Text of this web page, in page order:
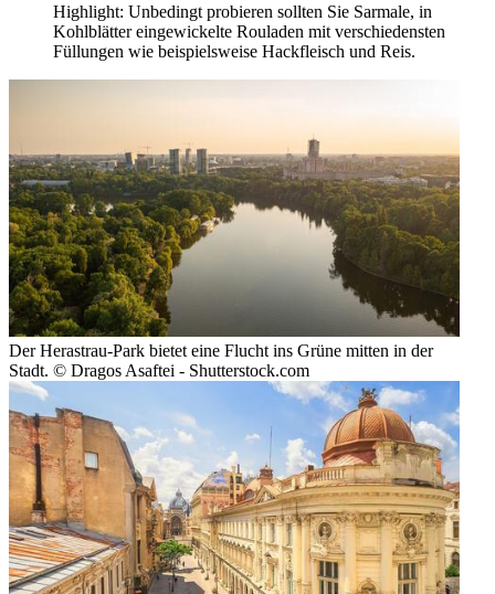
Highlight: Unbedingt probieren sollten Sie Sarmale, in
Kohlblätter eingewickelte Rouladen mit verschiedensten
Füllungen wie beispielsweise Hackfleisch und Reis.
Der Herastrau-Park bietet eine Flucht ins Grüne mitten in der
Stadt. © Dragos Asaftei - Shutterstock.com